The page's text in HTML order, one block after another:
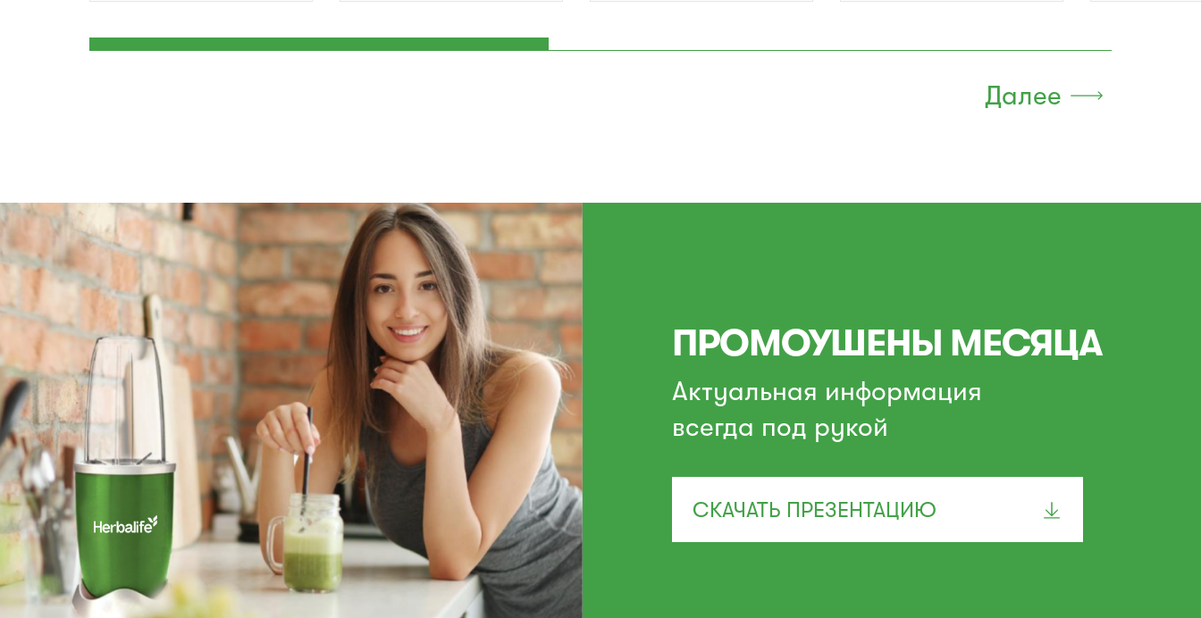
Далее
ПРОМОУШЕНЫ МЕСЯЦА
Актуальная информация
всегда под рукой
СКАЧАТЬ ПРЕЗЕНТАЦИЮ